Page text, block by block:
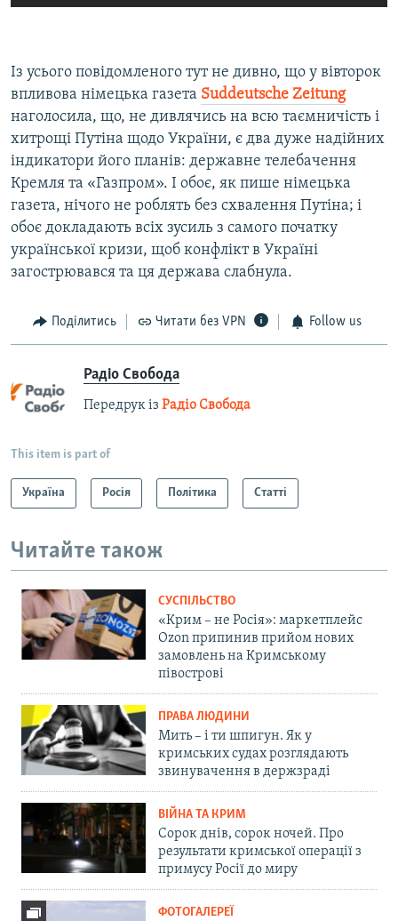
Із усього повідомленого тут не дивно, що у вівторок
впливова німецька газета Suddeutsche Zeitung
наголосила, що, не дивлячись на всю таємничість і
хитрощі Путіна щодо України, є два дуже надійних
індикатори його планів: державне телебачення
Кремля та «Газпром». І обоє, як пише німецька
газета, нічого не роблять без схвалення Путіна; і
обоє докладають всіх зусиль з самого початку
української кризи, щоб конфлікт в Україні
загострювався та ця держава слабнула.
Поділитись Читати без VPN Follow us
Радіо Свобода
Передрук із Радіо Свобода
This item is part of
Україна Росія Політика Статті
Читайте також
СУСПІЛЬСТВО
«Крим – не Росія»: маркетплейс
Ozon припинив прийом нових
замовлень на Кримському
півострові
ПРАВА ЛЮДИНИ
Мить – і ти шпигун. Як у
кримських судах розглядають
звинувачення в держзраді
ВІЙНА ТА КРИМ
Сорок днів, сорок ночей. Про
результати кримської операції з
примусу Росії до миру
ФОТОГАЛЕРЕЇ